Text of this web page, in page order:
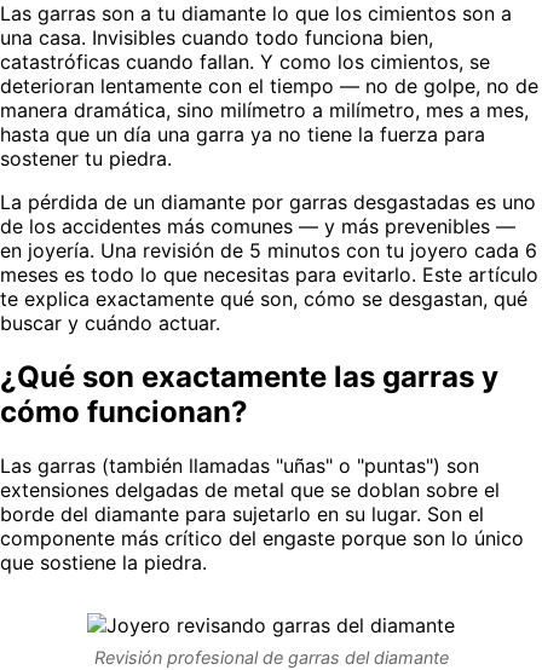
Las garras son a tu diamante lo que los cimientos son a
una casa. Invisibles cuando todo funciona bien,
catastróficas cuando fallan. Y como los cimientos, se
deterioran lentamente con el tiempo — no de golpe, no de
manera dramática, sino milímetro a milímetro, mes a mes,
hasta que un día una garra ya no tiene la fuerza para
sostener tu piedra.
La pérdida de un diamante por garras desgastadas es uno
de los accidentes más comunes — y más prevenibles —
en joyería. Una revisión de 5 minutos con tu joyero cada 6
meses es todo lo que necesitas para evitarlo. Este artículo
te explica exactamente qué son, cómo se desgastan, qué
buscar y cuándo actuar.
¿Qué son exactamente las garras y
cómo funcionan?
Las garras (también llamadas "uñas" o "puntas") son
extensiones delgadas de metal que se doblan sobre el
borde del diamante para sujetarlo en su lugar. Son el
componente más crítico del engaste porque son lo único
que sostiene la piedra.
Revisión profesional de garras del diamante